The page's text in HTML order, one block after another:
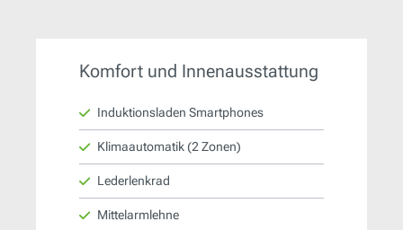
Komfort und Innenausstattung
Induktionsladen Smartphones
Klimaautomatik (2 Zonen)
Lederlenkrad
Mittelarmlehne